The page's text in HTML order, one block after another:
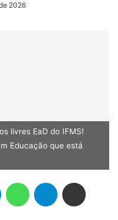
2026
livres EaD do IFMS!
Educação que está